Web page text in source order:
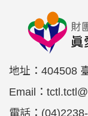
地址： 404508
Email：
電話：